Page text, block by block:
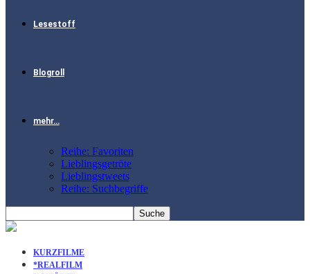
Lesestoff
Blogroll
mehr…
Reihe: Favoriten
Lieblingsgetröte
Lieblingstweets
Reihe: Suchbegriffe
KURZFILME
*REALFILM